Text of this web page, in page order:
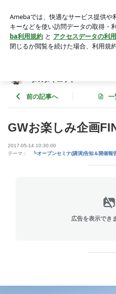
ロとカラダのダイエット～
アプリをダウンロードして ブログ
ょう。
ダのダイエット～
前の記事へ 一
GWお楽しみ企画
2017-05-14 10:30:00
テーマ：
┗オープンセミナ(講演)告知＆開催報
広告を表示でき